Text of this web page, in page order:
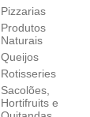
Pizzarias
Produtos
Naturais
Queijos
Rotisseries
Sacolões,
Hortifruits e